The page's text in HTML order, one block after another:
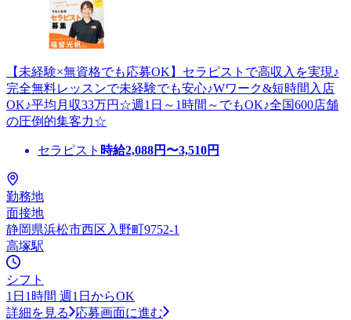
【未経験×無資格でも応募OK】セラピストで高収入を実現♪
完全無料レッスンで未経験でも安心♪Wワーク&短時間入店
OK♪平均月収33万円☆週1日～1時間～でもOK♪全国600店舗
の圧倒的集客力☆
セラピスト 時給2,088円〜3,510円
勤務地
面接地
静岡県浜松市西区入野町9752-1
高塚駅
シフト
1日1時間 週1日からOK
詳細を見る
応募画面に進む